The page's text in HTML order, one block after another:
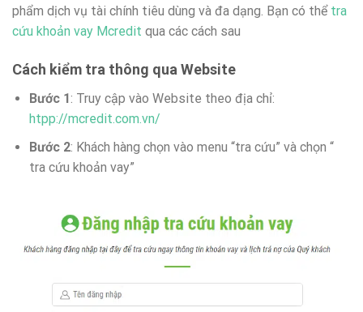
phẩm dịch vụ tài chính tiêu dùng và đa dạng. Bạn có thể tra
cứu khoản vay Mcredit qua các cách sau
Cách kiểm tra thông qua Website
Bước 1: Truy cập vào Website theo địa chỉ:
htpp://mcredit.com.vn/
Bước 2: Khách hàng chọn vào menu “tra cứu” và chọn “
tra cứu khoản vay”